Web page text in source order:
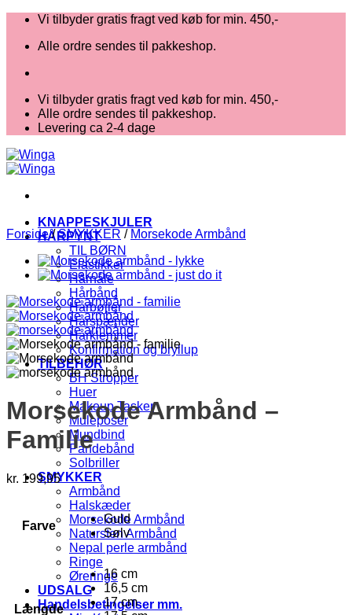
Fortsæt
indhold
Vi tilbyder gratis fragt ved køb for min. 450,-
Alle ordre sendes til pakkeshop.
Vi tilbyder gratis fragt ved køb for min. 450,-
Alle ordre sendes til pakkeshop.
Levering ca 2-4 dage
KNAPPESKJULER
HÅRPYNT
TIL BØRN
Elastikker
Hårnåle
Hårbånd
Hårbøjler
Hårspænder
Hårklemmer
Konfirmation og bryllup
TILBEHØR
BH Stropper
Huer
Makeup Tasker
Muleposer
Mundbind
Pandebånd
Solbriller
SMYKKER
Armbånd
Halskæder
Morsekode Armbånd
Natursten Armbånd
Nepal perle armbånd
Ringe
Øreringe
UDSALG
Handelsbetingelser mm.
Forside / SMYKKER / Morsekode Armbånd
Morsekode Armbånd –
Familie
kr. 199,95
Farve
Guld
Sølv
Længde
16 cm
16,5 cm
17 cm